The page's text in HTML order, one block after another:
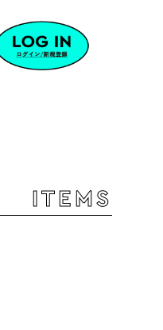
ITEMS